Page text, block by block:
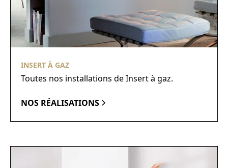
INSERT À GAZ
Toutes nos installations de Insert à gaz.
NOS RÉALISATIONS